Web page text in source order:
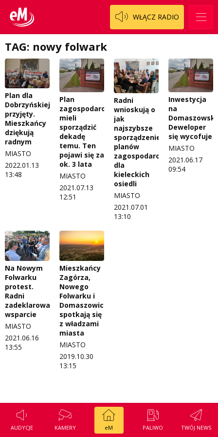
WŁĄCZ RADIO
Staszowski
Włoszczowski
Cały ten sport
Dzieciaki Cudaki
Fascynująca nauka
Historia na fali
Modna kultura
OdNowa
Pacjent, którego nie zapomnę
Pasjonaci
Piąta strona świata
Prawdę mówiąc
Tak wierzę
Weekend z blondynką
W starych Kielcach
Wszystko w temacie
Koncert życzeń
Kontakt
O nas
Regulamin programu Patron
Zespół
Logo do pobrania
Regulamin konkursów
Regulamin przesyłania materiałów
Regulamin sklepu internetowego
Regulamin konkursu Zwierzak naszej klasy
Polityka prywatności
ZNAJDZIESZ NAS TAKŻE NA
AUDYCJE KAMERY eM PALIWO TWÓJ NEWS
TAG: nowy folwark
Plan dla
Dobrzyńskiej
przyjęty.
Mieszkańcy
dziękują
radnym
MIASTO
2022.01.13
13:48
Plan
zagospodarowania
mieli
sporządzić
dekadę
temu. Ten
pojawi się za
ok. 3 lata
MIASTO
2021.07.13
12:51
Radni
wnioskują o
jak
najszybsze
sporządzenie
planów
zagospodarowania
dla
kieleckich
osiedli
MIASTO
2021.07.01
13:10
Inwestycja
na
Deweloper
się wycofuje
MIASTO
2021.06.17
09:54
Na Nowym
Folwarku
protest.
Radni
zadeklarowali
wsparcie
MIASTO
2021.06.16
13:55
Mieszkańcy
Zagórza,
Nowego
Folwarku i
Domaszowic
spotkają się
z władzami
miasta
MIASTO
2019.10.30
13:15